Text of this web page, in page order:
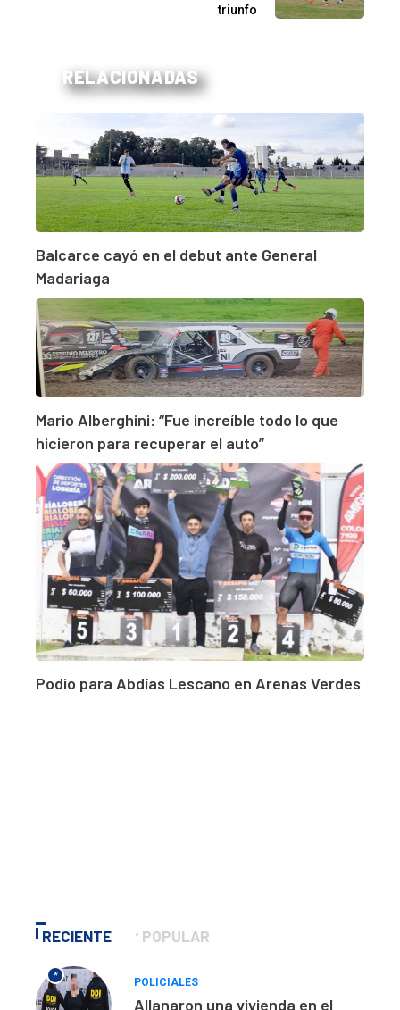
triunfo
RELACIONADAS
Balcarce cayó en el debut ante General
Madariaga
Mario Alberghini: “Fue increíble todo lo que
hicieron para recuperar el auto”
Podio para Abdías Lescano en Arenas Verdes
RECIENTE POPULAR
*
POLICIALES
Allanaron una vivienda en el